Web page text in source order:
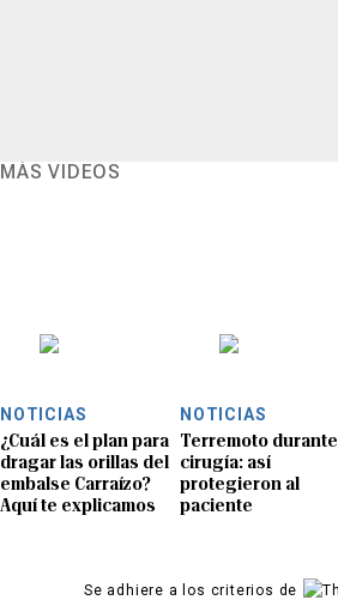
MÁS VIDEOS
NOTICIAS
¿Cuál es el plan para
dragar las orillas del
embalse Carraízo?
Aquí te explicamos
NOTICIAS
Terremoto durante
cirugía: así
protegieron al
paciente
Se adhiere a los criterios de